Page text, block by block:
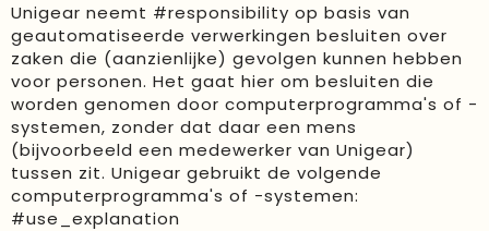
Unigear neemt #responsibility op basis van
geautomatiseerde verwerkingen besluiten over
zaken die (aanzienlijke) gevolgen kunnen hebben
voor personen. Het gaat hier om besluiten die
worden genomen door computerprogramma's of -
systemen, zonder dat daar een mens
(bijvoorbeeld een medewerker van Unigear)
tussen zit. Unigear gebruikt de volgende
computerprogramma's of -systemen:
#use_explanation